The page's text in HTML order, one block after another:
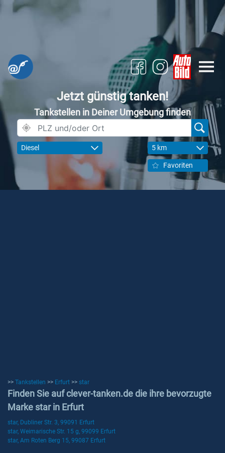
Jetzt günstig tanken!
Tankstellen in Deiner Umgebung finden
Diesel 5 km
Favoriten
>> Tankstellen >> Erfurt >> star
Finden Sie auf clever-tanken.de die ihre bevorzugte
Marke star in Erfurt
star, Dubliner Str. 3, 99091 Erfurt
star, Weimarische Str. 15 g, 99099 Erfurt
star, Am Roten Berg 15, 99087 Erfurt